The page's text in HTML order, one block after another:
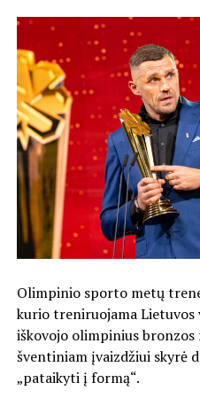
Olimpinio sporto metų
kurio treniruojama
iškovojo olimpinius
šventiniam įvaizdžiui skyrė
„pataikyti į formą“.